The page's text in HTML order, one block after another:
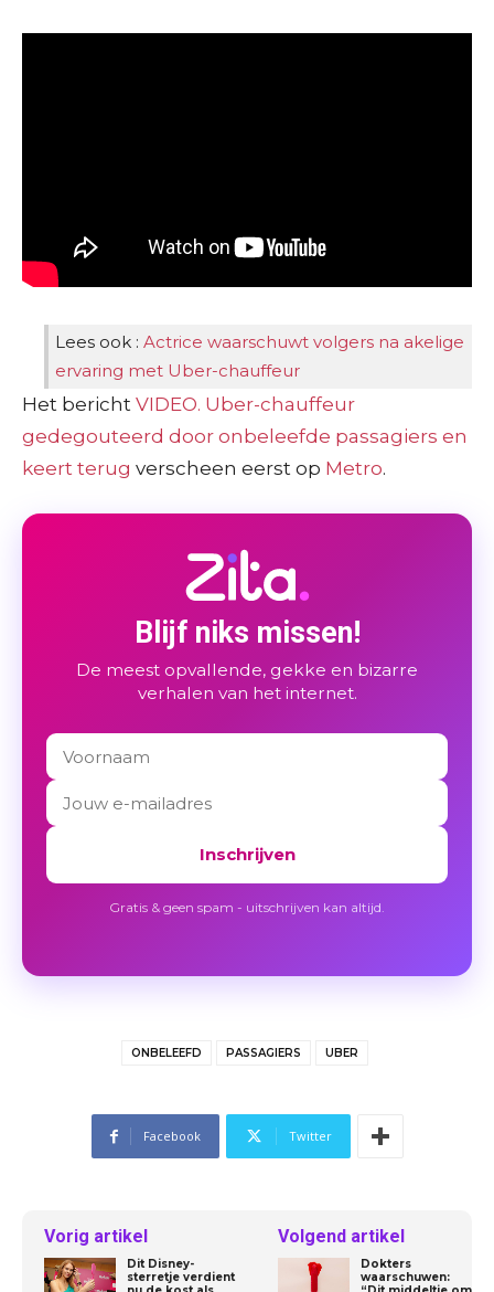
Lees ook : Actrice waarschuwt volgers na akelige
ervaring met Uber-chauffeur
Het bericht VIDEO. Uber-chauffeur
gedegouteerd door onbeleefde passagiers en
keert terug verscheen eerst op Metro.
Blijf niks missen!
De meest opvallende, gekke en bizarre
verhalen van het internet.
Inschrijven
Gratis & geen spam - uitschrijven kan altijd.
ONBELEEFD PASSAGIERS UBER
Facebook Twitter
Vorig artikel
Dit Disney-
sterretje verdient
Volgend artikel
Dokters
waarschuwen: